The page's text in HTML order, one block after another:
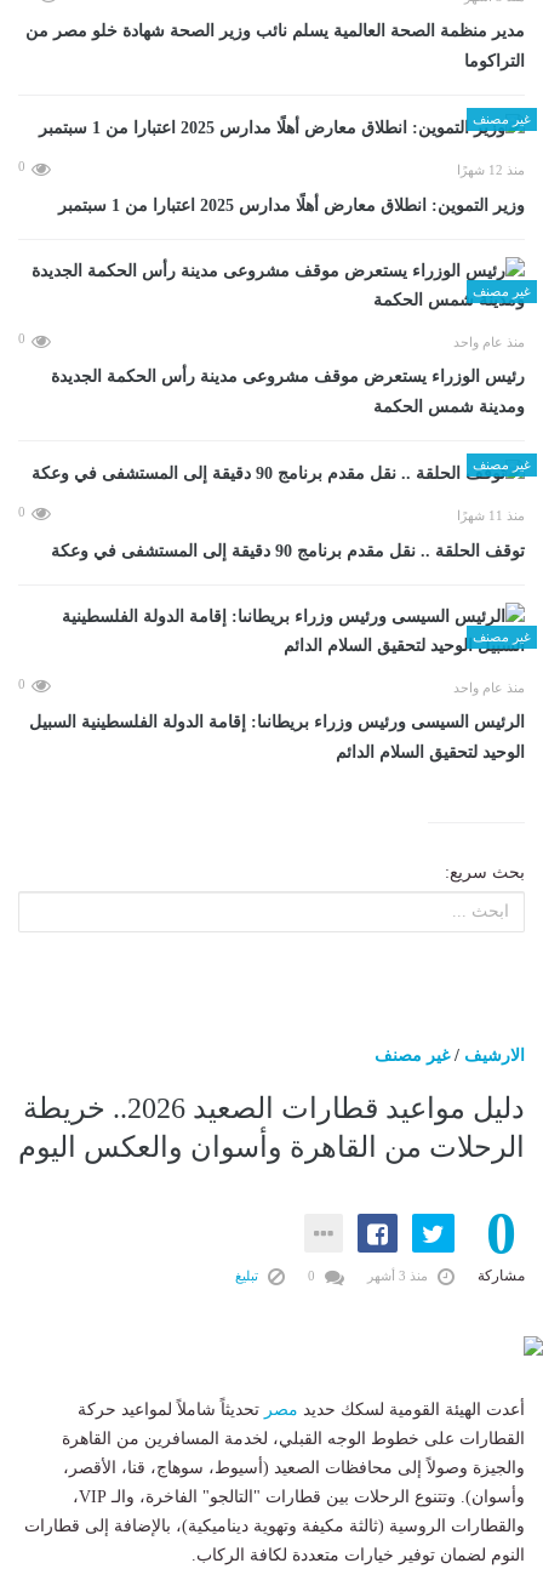
مدير منظمة الصحة العالمية يسلم نائب وزير الصحة شهادة خلو مصر من
التراكوما
غير مصنف
منذ 12 شهرًا 0
وزير التموين: انطلاق معارض أهلًا مدارس 2025 اعتبارا من 1 سبتمبر
غير مصنف
منذ عام واحد 0
رئيس الوزراء يستعرض موقف مشروعى مدينة رأس الحكمة الجديدة
ومدينة شمس الحكمة
غير مصنف
منذ 11 شهرًا 0
توقف الحلقة .. نقل مقدم برنامج 90 دقيقة إلى المستشفى في وعكة
غير مصنف
منذ عام واحد 0
الرئيس السيسى ورئيس وزراء بريطانىا: إقامة الدولة الفلسطينية السبيل
الوحيد لتحقيق السلام الدائم
بحث سريع:
الارشيف /غير مصنف
​دليل مواعيد قطارات الصعيد 2026.. خريطة
الرحلات من القاهرة وأسوان والعكس اليوم
0
مشاركة منذ 3 أشهر تبليغ
​أعدت الهيئة القومية لسكك حديد مصر تحديثاً شاملاً لمواعيد حركة
القطارات على خطوط الوجه القبلي، لخدمة المسافرين من القاهرة
والجيزة وصولاً إلى محافظات الصعيد (أسيوط، سوهاج، قنا، الأقصر،
وأسوان). وتتنوع الرحلات بين قطارات "التالجو" الفاخرة، والـ VIP،
والقطارات الروسية (ثالثة مكيفة وتهوية ديناميكية)، بالإضافة إلى قطارات
النوم لضمان توفير خيارات متعددة لكافة الركاب.